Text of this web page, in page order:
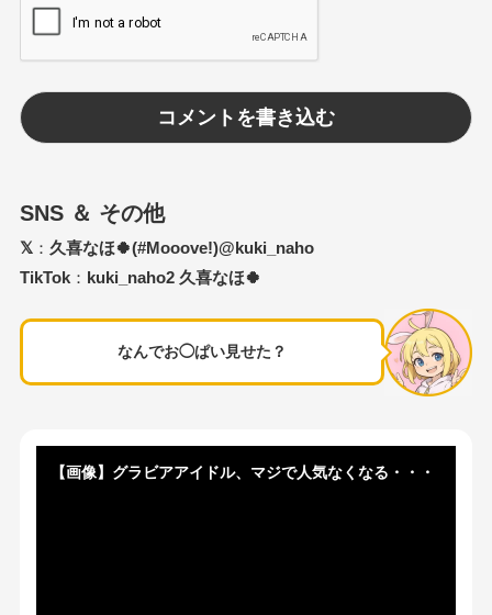
SNS ＆ その他
𝕏 ： 久喜なほ🍀(#Mooove!)@kuki_naho
TikTok ： kuki_naho2 久喜なほ🍀
なんでお◯ぱい見せた？
【画像】グラビアアイドル、マジで人気なくなる・・・